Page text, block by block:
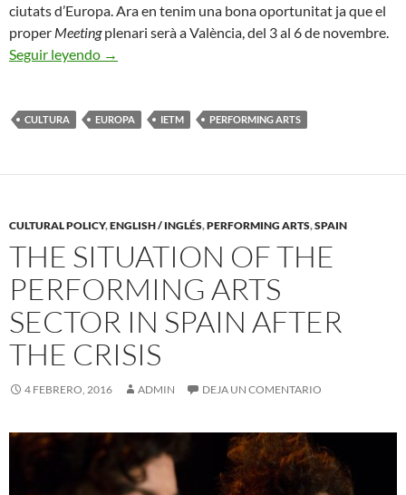
ciutats d’Europa. Ara en tenim una bona oportunitat ja que el
proper Meetingplenari serà a València, del 3 al 6 de novembre.
Seguir leyendo L’IETM PER APODERAR-NOS COM A
→
CULTURA EUROPA IETM PERFORMING ARTS
CULTURAL POLICY,ENGLISH / INGLÉS,PERFORMING ARTS,SPAIN
THE SITUATION OF THE
PERFORMING ARTS
SECTOR IN SPAIN AFTER
THE CRISIS
4 FEBRERO, 2016 ADMIN DEJA UN COMENTARIO